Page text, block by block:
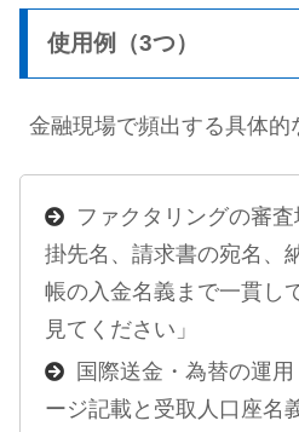
使用例（3つ）
金融現場で頻出する具体的
ファクタリングの審
掛先名、請求書の宛名、
帳の入金名義まで一貫し
見てください」
国際送金・為替の運
ージ記載と受取人口座名